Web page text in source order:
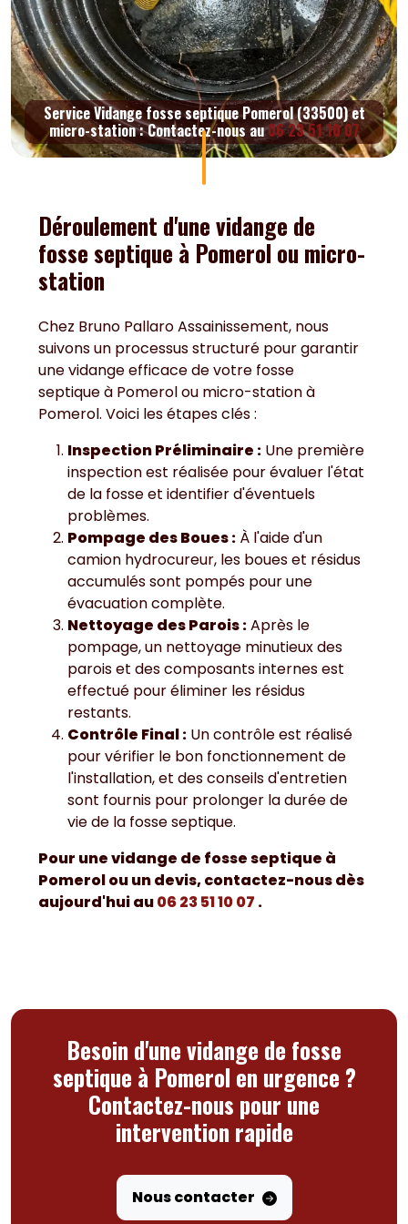
Service Vidange fosse septique Pomerol (33500) et
micro-station : Contactez-nous au06 23 51 10 07
Déroulement d'une vidange de
fosse septique à Pomerol ou micro-
station
Chez Bruno Pallaro Assainissement, nous
suivons un processus structuré pour garantir
une vidange efficace de votre fosse
septique à Pomerol ou micro-station à
Pomerol. Voici les étapes clés :
Inspection Préliminaire : Une première
inspection est réalisée pour évaluer l'état
de la fosse et identifier d'éventuels
problèmes.
Pompage des Boues : À l'aide d'un
camion hydrocureur, les boues et résidus
accumulés sont pompés pour une
évacuation complète.
Nettoyage des Parois :Après le
pompage, un nettoyage minutieux des
parois et des composants internes est
effectué pour éliminer les résidus
restants.
Contrôle Final : Un contrôle est réalisé
pour vérifier le bon fonctionnement de
l'installation, et des conseils d'entretien
sont fournis pour prolonger la durée de
vie de la fosse septique.
Pour une vidange de fosse septique à
Pomerol ou un devis, contactez-nous dès
aujourd'hui au06 23 51 10 07 .
Besoin d'une vidange de fosse
septique à Pomerol en urgence ?
Contactez-nous pour une
intervention rapide
Nous contacter